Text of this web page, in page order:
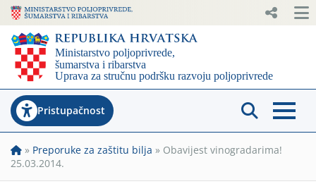
Pristupačnost
» Preporuke za zaštitu bilja » Obavijest vinogradarima!
25.03.2014.